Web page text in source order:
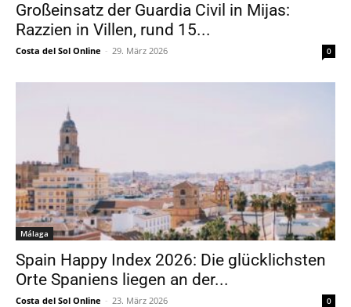
Großeinsatz der Guardia Civil in Mijas:
Razzien in Villen, rund 15...
Costa del Sol Online - 29. März 2026 0
Málaga
Spain Happy Index 2026: Die glücklichsten
Orte Spaniens liegen an der...
Costa del Sol Online - 23. März 2026 0